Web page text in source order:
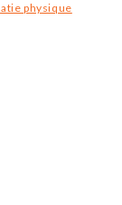
physique